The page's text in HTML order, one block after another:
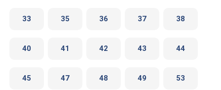
33 35 36 37 38
40 41 42 43 44
45 47 48 49 53